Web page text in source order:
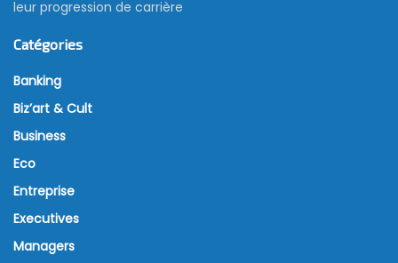
leur progression de carrière
Catégories
Banking
Biz’art & Cult
Business
Eco
Entreprise
Executives
Managers